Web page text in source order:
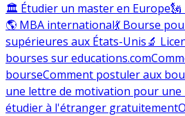
🏛 Étudier un master en Europe🗽
🌎 MBA international💃 Bourse
supérieures aux États-Unis🔬
bourses sur educations.com
bourseComment postuler aux
une lettre de motivation pour une
étudier à l'étranger gratuitement